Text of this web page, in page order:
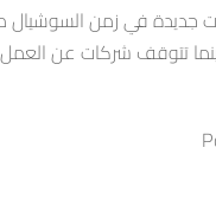
جديدة في زمن السوشيال
تتوقف شركات عن